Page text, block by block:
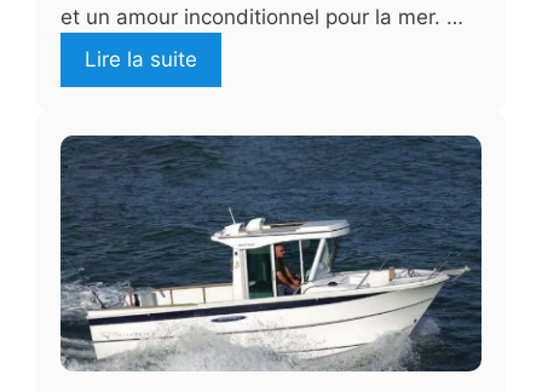
et un amour inconditionnel pour la mer. …
Lire la suite